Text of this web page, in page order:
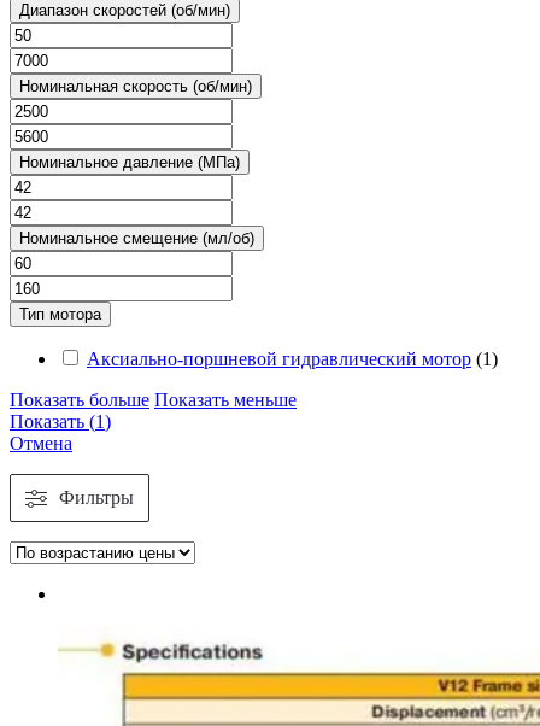
Диапазон скоростей (об/мин)
Номинальная скорость (об/мин)
Номинальное давление (МПа)
Номинальное смещение (мл/об)
Тип мотора
Аксиально-поршневой гидравлический мотор (1)
Показать больше Показать меньше
Показать (1)
Отмена
Фильтры